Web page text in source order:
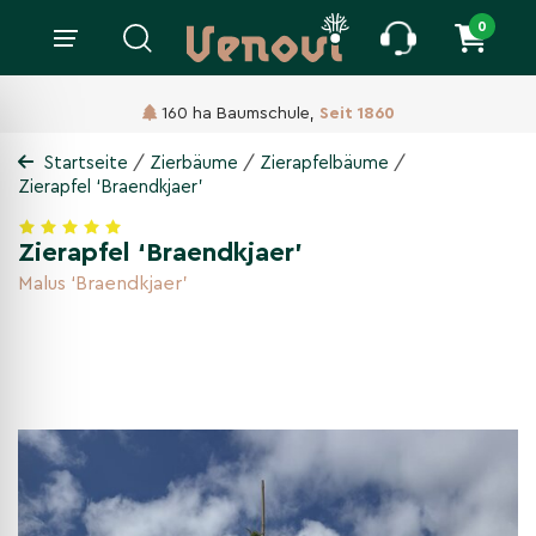
0
160 ha Baumschule, Seit 1860
Startseite / Zierbäume / Zierapfelbäume /
Zierapfel ‘Braendkjaer’
Zierapfel ‘Braendkjaer’
Malus ‘Braendkjaer’